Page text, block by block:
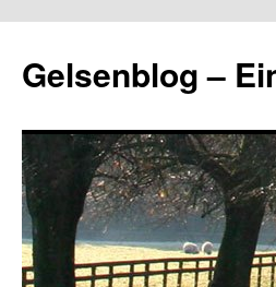
springen
Gelsenblog –